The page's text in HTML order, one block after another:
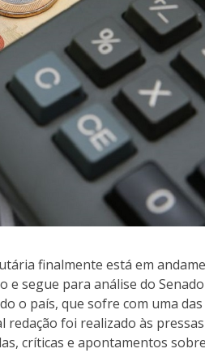
finalmente está em
e segue para análise do
o país, que sofre com uma
redação foi realizado às
críticas e apontamentos